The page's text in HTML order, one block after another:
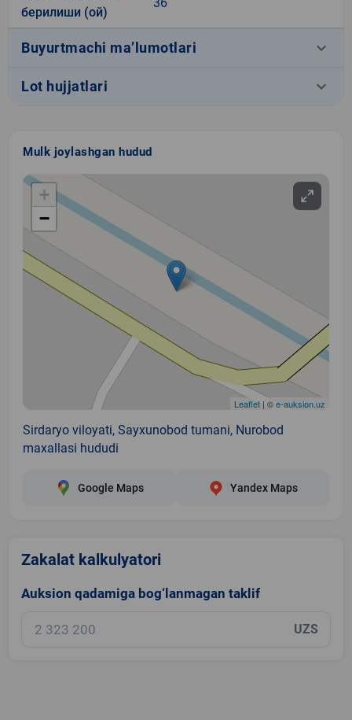
берилиши (ой)
Buyurtmachi ma’lumotlari keyboard_arrow_down
Lot hujjatlari keyboard_arrow_down
Mulk joylashgan hudud
+
−
Leaflet | ©e-auksion.uz
Sirdaryo viloyati, Sayxunobod tumani, Nurobod
maxallasi hududi
Google Maps Yandex Maps
Zakalat kalkulyatori
Auksion qadamiga bog‘lanmagan taklif
UZS